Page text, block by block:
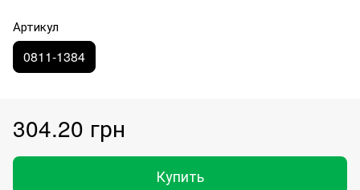
Артикул
0811-1384
304.20 грн
Купить